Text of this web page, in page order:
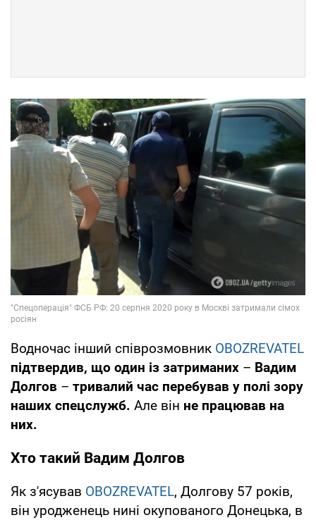
Водночас інший співрозмовник OBOZREVATEL
підтвердив, що один із затриманих – Вадим
Долгов – тривалий час перебував у полі зору
наших спецслужб. Але він не працював на
них.
Хто такий Вадим Долгов
Як з'ясував OBOZREVATEL, Долгову 57 років,
він уродженець нині окупованого Донецька, в